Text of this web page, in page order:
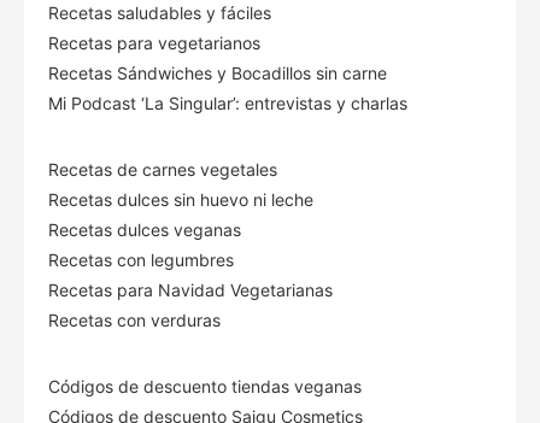
Recetas saludables y fáciles
Recetas para vegetarianos
Recetas Sándwiches y Bocadillos sin carne
Mi Podcast ‘La Singular’: entrevistas y charlas
Recetas de carnes vegetales
Recetas dulces sin huevo ni leche
Recetas dulces veganas
Recetas con legumbres
Recetas para Navidad Vegetarianas
Recetas con verduras
Códigos de descuento tiendas veganas
Códigos de descuento Saigu Cosmetics